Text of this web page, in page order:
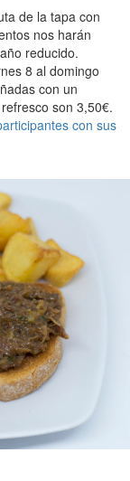
de la tapa con
nos harán
reducido.
8 al domingo
con un
son 3,50€.
con sus